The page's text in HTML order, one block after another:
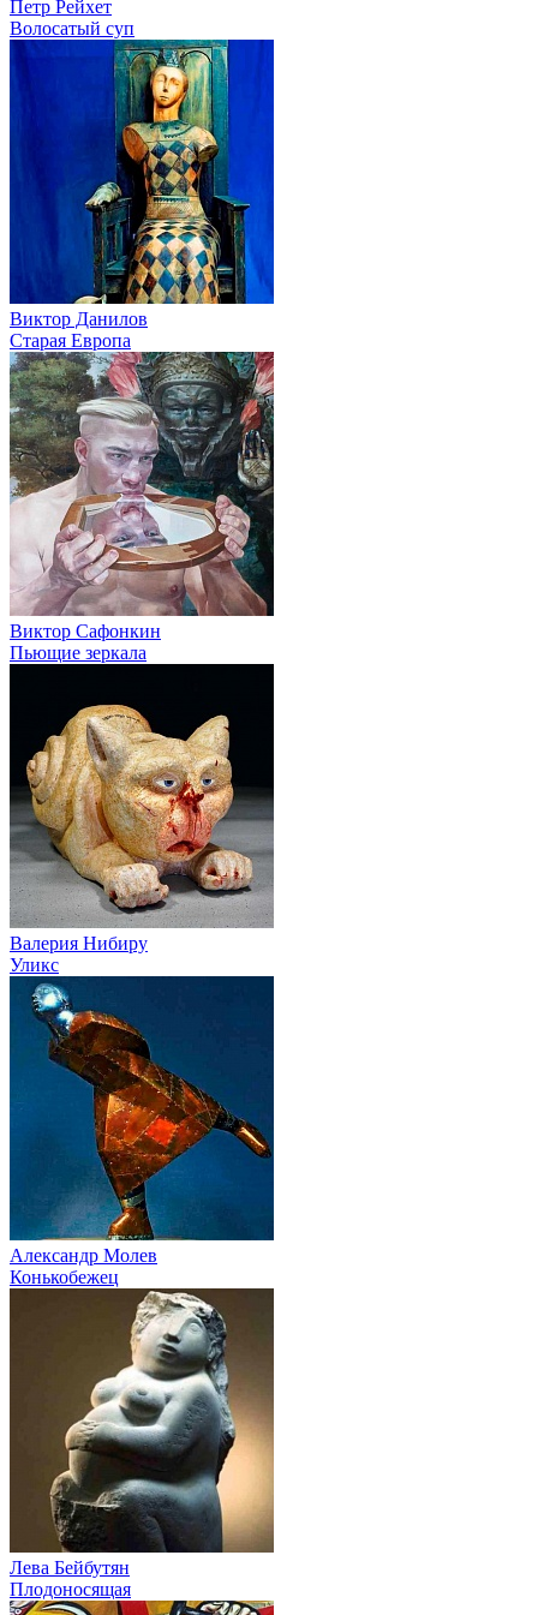
Петр Рейхет
Волосатый суп
Виктор Данилов
Старая Европа
Виктор Сафонкин
Пьющие зеркала
Валерия Нибиру
Уликс
Александр Молев
Конькобежец
Лева Бейбутян
Плодоносящая